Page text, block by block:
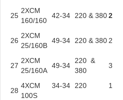
25
2XCM
160/160
42-34 220 & 3802
26
2XCM
25/160B
49-34 220 & 380 2
27
2XCM
25/160A
49-34
220 &
380
3
28
4XCM
100S
34-34 220 1